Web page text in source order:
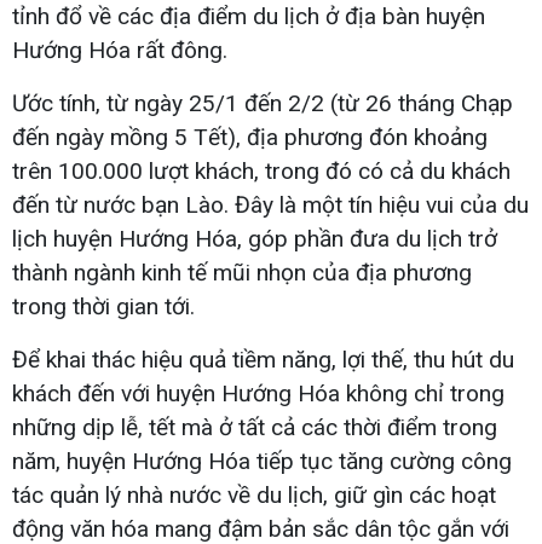
tỉnh đổ về các địa điểm du lịch ở địa bàn huyện
Hướng Hóa rất đông.
Ước tính, từ ngày 25/1 đến 2/2 (từ 26 tháng Chạp
đến ngày mồng 5 Tết), địa phương đón khoảng
trên 100.000 lượt khách, trong đó có cả du khách
đến từ nước bạn Lào. Đây là một tín hiệu vui của du
lịch huyện Hướng Hóa, góp phần đưa du lịch trở
thành ngành kinh tế mũi nhọn của địa phương
trong thời gian tới.
Để khai thác hiệu quả tiềm năng, lợi thế, thu hút du
khách đến với huyện Hướng Hóa không chỉ trong
những dịp lễ, tết mà ở tất cả các thời điểm trong
năm, huyện Hướng Hóa tiếp tục tăng cường công
tác quản lý nhà nước về du lịch, giữ gìn các hoạt
động văn hóa mang đậm bản sắc dân tộc gắn với